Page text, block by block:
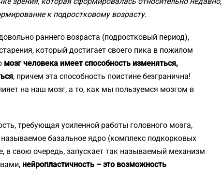
к подростковому возрасту.
раннего возраста (подростковый период),
который достигает своего пика в пожилом
мозг человека имеет способность изменяться,
, причем эта способность поистине безгранична!
на наш мозг, а то, как мы пользуемся мозгом в
требующая усиленной работы головного мозга,
называемое базальное ядро (комплекс подкорковых
в свою очередь, запускает так называемый механизм
нейропластичность – это возможность